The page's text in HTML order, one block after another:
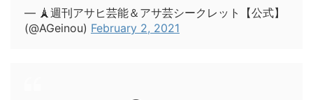
— 🗼週刊アサヒ芸能＆アサ芸シークレット【公式】
(@AGeinou) February 2, 2021